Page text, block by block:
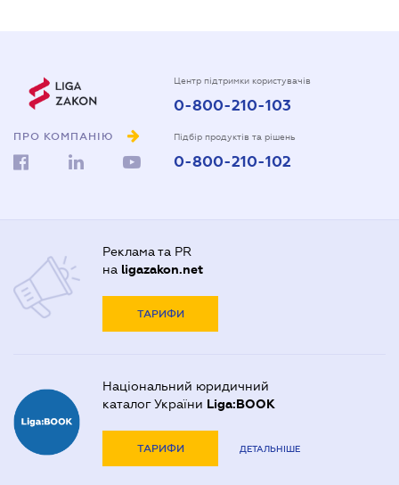
ПРО КОМПАНІЮ
Центр підтримки користувачів
0-800-210-103
Підбір продуктів та рішень
0-800-210-102
Реклама та PR
на ligazakon.net
ТАРИФИ
Національний юридичний
каталог України Liga:BOOK
ТАРИФИ ДЕТАЛЬНІШЕ